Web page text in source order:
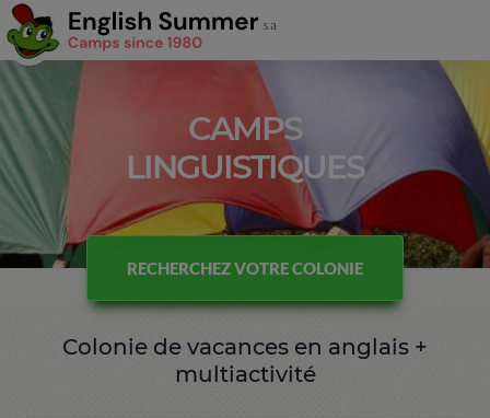
CAMPS
LINGUISTIQUES
RECHERCHEZ VOTRE COLONIE
Colonie de vacances en anglais +
multiactivité